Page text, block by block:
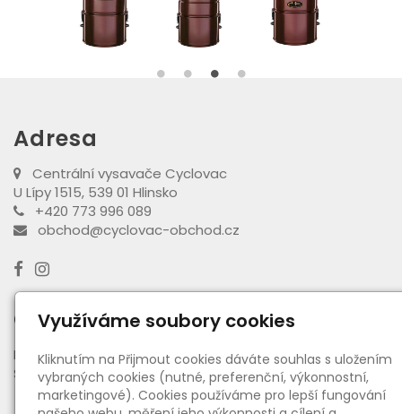
Adresa
Centrální vysavače Cyclovac
U Lípy 1515, 539 01 Hlinsko
+420 773 996 089
obchod@cyclovac-obchod.cz
Otevírací doba výdejny
PO - PÁ:08:00 - 16:30
SO:08:00 - 11:00
Využíváme soubory cookies
Kliknutím na Přijmout cookies dáváte souhlas s uložením
vybraných cookies (nutné, preferenční, výkonnostní,
marketingové). Cookies používáme pro lepší fungování